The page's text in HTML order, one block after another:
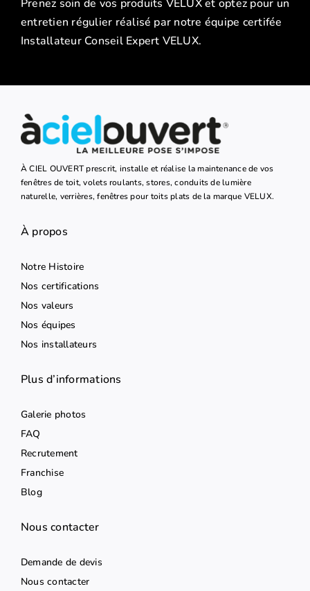
Prenez soin de vos produits VELUX et optez pour un
entretien régulier réalisé par notre équipe certifée
Installateur Conseil Expert VELUX.
À CIEL OUVERT prescrit, installe et réalise la maintenance de vos
fenêtres de toit, volets roulants, stores, conduits de lumière
naturelle, verrières, fenêtres pour toits plats de la marque VELUX.
À propos
Notre Histoire
Nos certifications
Nos valeurs
Nos équipes
Nos installateurs
Plus d’informations
Galerie photos
FAQ
Recrutement
Franchise
Blog
Nous contacter
Demande de devis
Nous contacter